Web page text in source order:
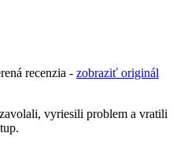
recenzia - zobraziť originál
vyriesili problem a vratili